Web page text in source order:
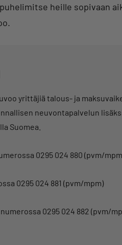
heille sopivaan
yrittäjiä talous- ja
neuvontapalvelun
Suomea.
0295 024 880 (pvm/
0295 024 881 (pvm/mpm)
0295 024 882 (pvm/